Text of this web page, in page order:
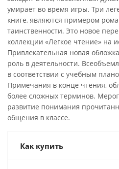
умирает во время игры. Три
книге, являются примером
таинственности. Это новое
коллекции «Легкое чтение» на
Привлекательная новая
роль в деятельности.
в соответствии с учебным
Примечания в конце чтения,
более сложных терминов.
развитие понимания
общения в классе.
Как купить